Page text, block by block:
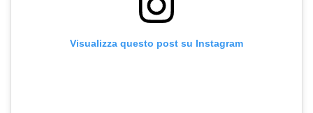
Visualizza questo post su Instagram